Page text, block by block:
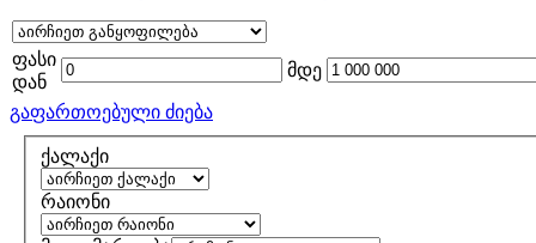
ფასი
დან
მდე
გაფართოებული ძიება
ქალაქი
რაიონი